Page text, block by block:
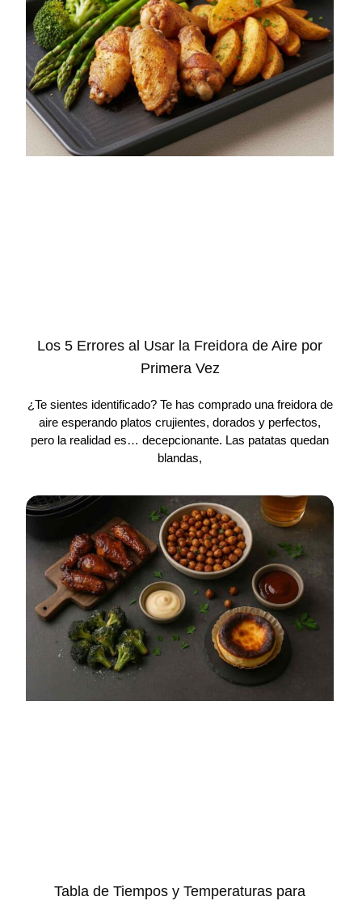
Los 5 Errores al Usar la Freidora de Aire por
Primera Vez
¿Te sientes identificado? Te has comprado una freidora de
aire esperando platos crujientes, dorados y perfectos,
pero la realidad es… decepcionante. Las patatas quedan
blandas,
Tabla de Tiempos y Temperaturas para